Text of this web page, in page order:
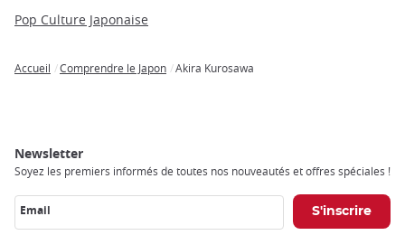
Pop Culture Japonaise
Accueil Comprendre le Japon Akira Kurosawa
Newsletter
Soyez les premiers informés de toutes nos nouveautés et offres spéciales !
Email